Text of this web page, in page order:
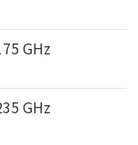
GHz
GHz